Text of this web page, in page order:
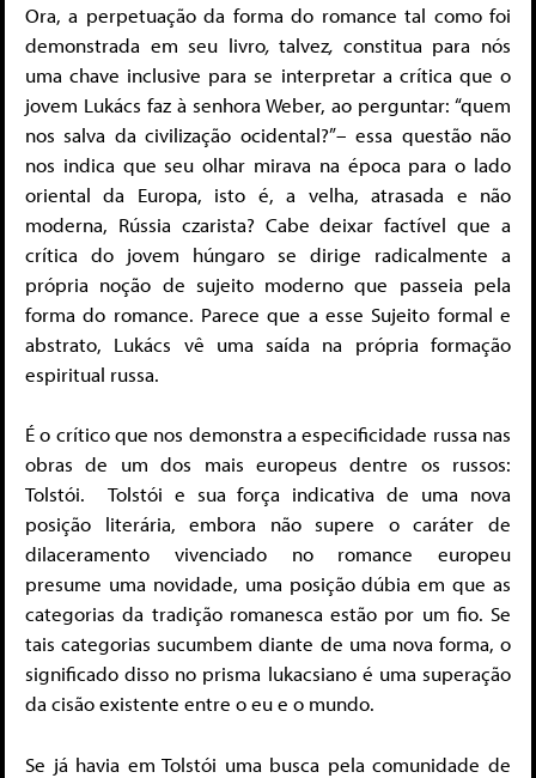
Ora, a perpetuação da forma do romance tal como foi
demonstrada em seu livro,talvez, constitua para nós
uma chave inclusive para se interpretar a crítica que o
jovem Lukács faz à senhora Weber, ao perguntar: “quem
nos salva da civilização ocidental?”– essa questão não
nos indica que seu olhar mirava na época para o lado
oriental da Europa, isto é, a velha, atrasada e não
moderna, Rússia czarista? Cabe deixar factível que a
crítica do jovem húngaro se dirige radicalmente a
própria noção de sujeito moderno que passeia pela
forma do romance. Parece que a esse Sujeito formal e
abstrato, Lukács vê uma saída na própria formação
espiritual russa.
É o crítico que nos demonstra a especificidade russa nas
obras de um dos mais europeus dentre os russos:
Tolstói. Tolstói e sua força indicativa de uma nova
posição literária, embora não supere o caráter de
dilaceramento vivenciado no romance europeu
presume uma novidade, uma posição dúbia em que as
categorias da tradição romanesca estão por um fio. Se
tais categorias sucumbem diante de uma nova forma, o
significado disso no prisma lukacsiano é uma superação
da cisão existente entre o eu e o mundo.
Se já havia em Tolstói uma busca pela comunidade de